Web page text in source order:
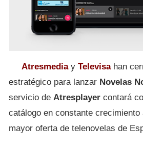
Atresmediay Televisahan
estratégico para lanzar Novelas
servicio de Atresplayer contará
catálogo en constante
mayor oferta de telenovelas de